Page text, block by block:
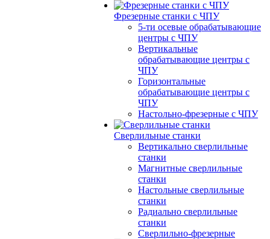
Фрезерные станки с ЧПУ
5-ти осевые обрабатывающие
центры с ЧПУ
Вертикальные
обрабатывающие центры с
ЧПУ
Горизонтальные
обрабатывающие центры с
ЧПУ
Настольно-фрезерные с ЧПУ
Сверлильные станки
Вертикально сверлильные
станки
Магнитные сверлильные
станки
Настольные сверлильные
станки
Радиально сверлильные
станки
Сверлильно-фрезерные